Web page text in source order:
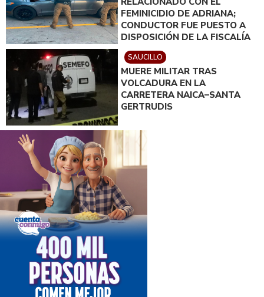
FEMINICIDIO DE ADRIANA;
CONDUCTOR FUE PUESTO A
DISPOSICIÓN DE LA FISCALÍA
SAUCILLO
MUERE MILITAR TRAS
VOLCADURA EN LA
CARRETERA NAICA–SANTA
GERTRUDIS